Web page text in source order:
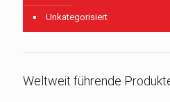
Unkategorisiert
Weltweit führende